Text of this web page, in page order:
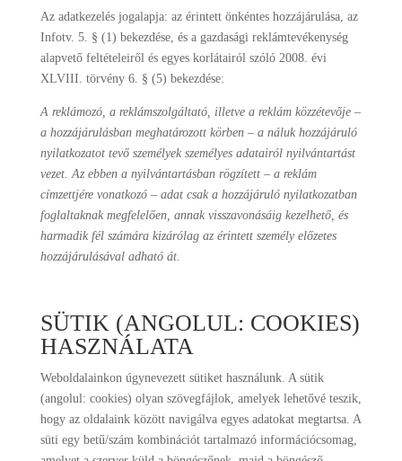
Az adatkezelés jogalapja: az érintett önkéntes hozzájárulása, az
Infotv. 5. § (1) bekezdése, és a gazdasági reklámtevékenység
alapvető feltételeiről és egyes korlátairól szóló 2008. évi
XLVIII. törvény 6. § (5) bekezdése:
A reklámozó, a reklámszolgáltató, illetve a reklám közzétevője –
a hozzájárulásban meghatározott körben – a náluk hozzájáruló
nyilatkozatot tevő személyek személyes adatairól nyilvántartást
vezet. Az ebben a nyilvántartásban rögzített – a reklám
címzettjére vonatkozó – adat csak a hozzájáruló nyilatkozatban
foglaltaknak megfelelően, annak visszavonásáig kezelhető, és
harmadik fél számára kizárólag az érintett személy előzetes
hozzájárulásával adható át.
SÜTIK (ANGOLUL: COOKIES)
HASZNÁLATA
Weboldalainkon úgynevezett sütiket használunk. A sütik
(angolul: cookies) olyan szövegfájlok, amelyek lehetővé teszik,
hogy az oldalaink között navigálva egyes adatokat megtartsa. A
süti egy betű/szám kombinációt tartalmazó információcsomag,